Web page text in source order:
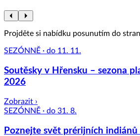
Projděte si nabídku posunutím do
SEZÓNNĚ · do 11. 11.
Soutěsky v Hřensku – sezona
2026
Zobrazit ›
SEZÓNNĚ · do 31. 8.
Poznejte svět prérijních